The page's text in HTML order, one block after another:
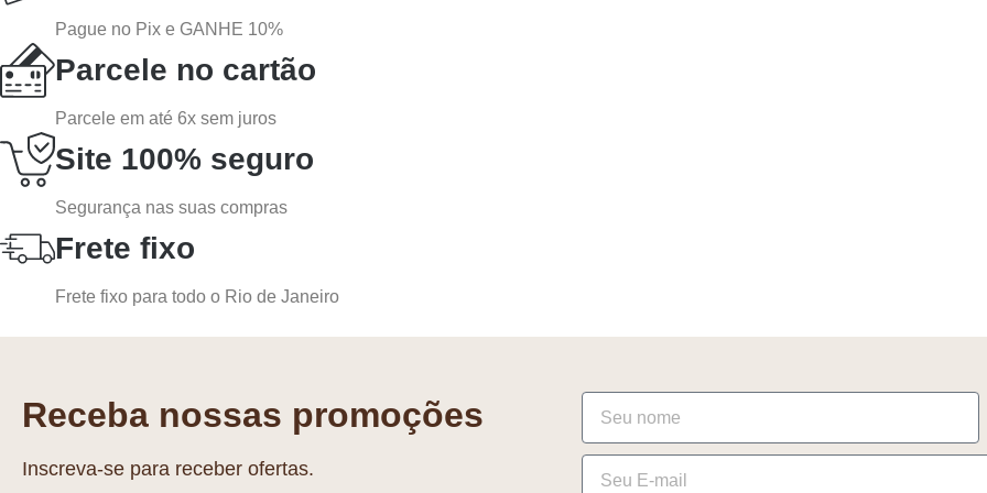
Pague no Pix e GANHE 10%
Parcele no cartão
Parcele em até 6x sem juros
Site 100% seguro
Segurança nas suas compras
Frete fixo
Frete fixo para todo o Rio de Janeiro
Receba nossas promoções
Inscreva-se para receber ofertas.